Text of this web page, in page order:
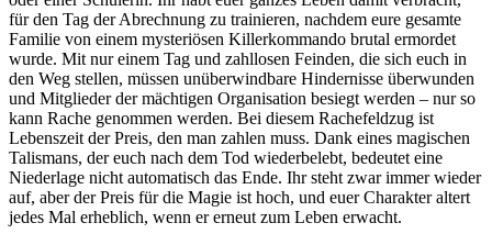
für den Tag der Abrechnung zu trainieren, nachdem eure gesamte
Familie von einem mysteriösen Killerkommando brutal ermordet
wurde. Mit nur einem Tag und zahllosen Feinden, die sich euch in
den Weg stellen, müssen unüberwindbare Hindernisse überwunden
und Mitglieder der mächtigen Organisation besiegt werden – nur so
kann Rache genommen werden. Bei diesem Rachefeldzug ist
Lebenszeit der Preis, den man zahlen muss. Dank eines magischen
Talismans, der euch nach dem Tod wiederbelebt, bedeutet eine
Niederlage nicht automatisch das Ende. Ihr steht zwar immer wieder
auf, aber der Preis für die Magie ist hoch, und euer Charakter altert
jedes Mal erheblich, wenn er erneut zum Leben erwacht.